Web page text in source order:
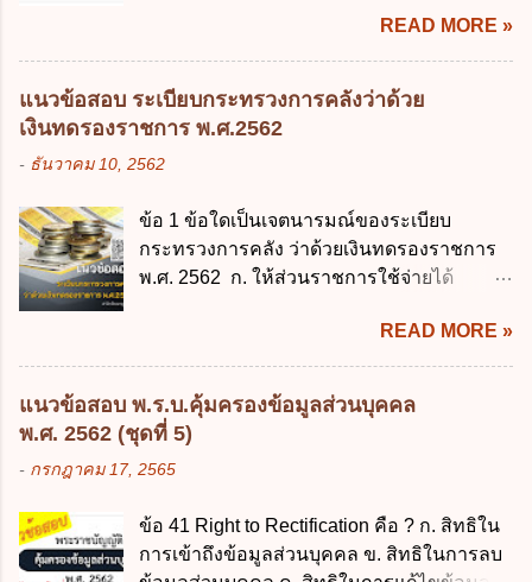
พัฒนารัฐบาลดิจิทัลโดยตำแหน่ง ม...
กฎหมายแพ่งและพาณิชย์ 2.4 บุคคลที่เด็ก
อยู่ด้วยเป็นประจำหรือที่เด็กอยู่รับใช้การงาน
3. ผู้ปกครองดังกล่าว มีหน้าที่ ส่งเด็กเข้าเรียน
ในสถานศึกษาในวันแรกของการเปิดเรียนภาค
การเปิดเรียนภาคต้น ถ้าสถานศึกษายังมิไ...
ข. พระราชกำหนด ค. พระราชกฤษฎีกา ง. กฎ
กระทรวง ข้อ 2 กฎหมายตามข้อ 1 กำหนด
หน่วยงานและกิจการใดที่ผู้ควบคุมข้อมูลส่วน
รัฐทุกแห่ง ข. กิจการด้านการศึกษา ค. กิจการ
ข้อ 3 โดยหลัก ทั่วไป พระราชบัญญัติคุ้มครอง
ข้อมูลส่วนบุคคล พ.ศ. 2562 ใช้บังคับตั้งแต่วัน
ใด ก. 26 พฤษภาคม 2562 ข. 27 พฤษภาคม
พฤษภาคม 2562 ข้อ 4 "บุคคลหรือนิติบุคคล
ซึ่งมีอำนาจหน้าที่ตัดสินใจเกี่ยวกับการเก็บ
รวบรวม ใช้ หรือเปิดเผยข้อมูลส่วนบุคคล" คือ
ความหมายตามข้อใด ก. ผู้ควบคุมข้อมูลส่วน
มีอำนาจแต่งตั้งพนักงานเจ้าหน้าที่ตามพระ
ราชบัญญัติคุ้มครองข้อมูลส่วนบุคคล พ.ศ.
2562 ก. นายกรัฐมนตรี ข. รัฐมนตรีว่าการ
READ MORE »
แนวข้อสอบ ระเบียบกระทรวงการคลังว่าด้วย
เงินทดรองราชการ พ.ศ.2562
- ธันวาคม 10, 2562
ข้อ 1 ข้อใดเป็นเจตนารมณ์ของระเบียบ
กระทรวงการคลัง ว่าด้วยเงินทดรองราชการ
พ.ศ. 2562 ก. ให้ส่วนราชการใช้จ่ายได้
ส่วนราชการมีเงินทดรองราชการเพื่อรองจ่าย
ตามข้อผูกพันในการกู้เงินจากต่างประเทศ ค.
รองรับการปฏิบัติงานด้านการเงินการคลังตาม
นโยบาย New GFMIS Thai ง. สนับสนุนการให้
ความช่วยเหลือในกรณีจำเป็นเร่งด่วนที่ไม่
สามารถรอการเบิกเงินจากงบประมาณได้ ข้อ
ราชการ พ.ศ. 2562 ออกโดยอาศัยกฎหมาย
แม่บทใด ก. พระราชบัญญัติวิธีการงบ
READ MORE »
แนวข้อสอบ พ.ร.บ.คุ้มครองข้อมูลส่วนบุคคล
พ.ศ. 2562 (ชุดที่ 5)
- กรกฎาคม 17, 2565
ข้อ 41 Right to Rectification คือ ? ก. สิทธิใน
การเข้าถึงข้อมูลส่วนบุคคล ข. สิทธิในการลบ